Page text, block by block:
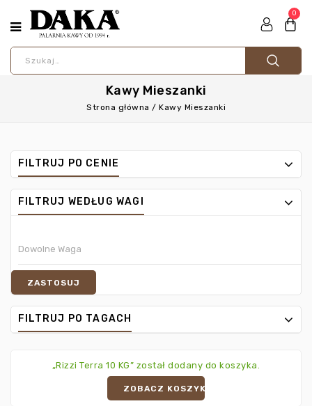
0
Kawy Mieszanki
Strona główna / Kawy Mieszanki
FILTRUJ PO CENIE
FILTRUJ WEDŁUG WAGI
ZASTOSUJ
FILTRUJ PO TAGACH
„Rizzi Terra 10 KG” został dodany do koszyka.
ZOBACZ KOSZYK